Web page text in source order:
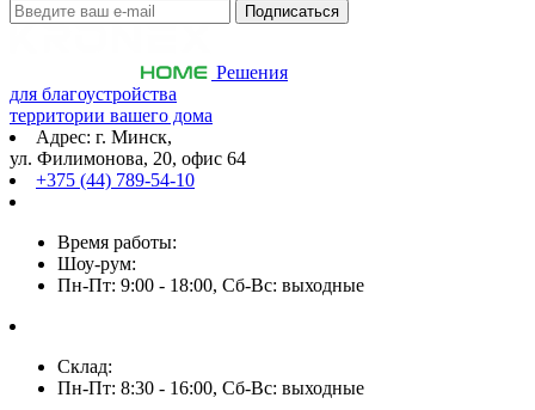
Решения
для благоустройства
территории вашего дома
Адрес: г. Минск,
ул. Филимонова, 20, офис 64
+375 (44) 789-54-10
Время работы:
Шоу-рум:
Пн-Пт: 9:00 - 18:00, Сб-Вс: выходные
Склад:
Пн-Пт: 8:30 - 16:00, Сб-Вс: выходные